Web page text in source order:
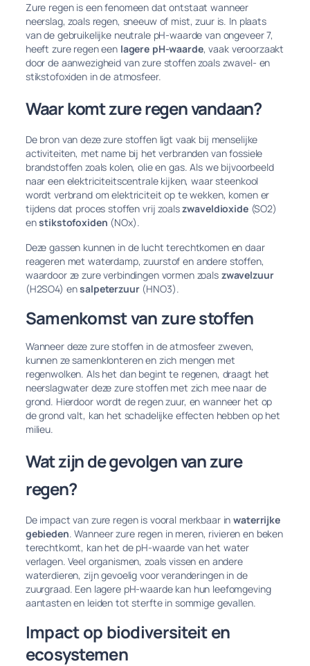
Zure regen is een fenomeen dat ontstaat wanneer
neerslag, zoals regen, sneeuw of mist, zuur is. In plaats
van de gebruikelijke neutrale pH-waarde van ongeveer 7,
heeft zure regen een lagere pH-waarde, vaak veroorzaakt
door de aanwezigheid van zure stoffen zoals zwavel- en
stikstofoxiden in de atmosfeer.
Waar komt zure regen vandaan?
De bron van deze zure stoffen ligt vaak bij menselijke
activiteiten, met name bij het verbranden van fossiele
brandstoffen zoals kolen, olie en gas. Als we bijvoorbeeld
naar een elektriciteitscentrale kijken, waar steenkool
wordt verbrand om elektriciteit op te wekken, komen er
tijdens dat proces stoffen vrij zoalszwaveldioxide(SO2)
enstikstofoxiden (NOx).
Deze gassen kunnen in de lucht terechtkomen en daar
reageren met waterdamp, zuurstof en andere stoffen,
waardoor ze zure verbindingen vormen zoals zwavelzuur
(H2SO4) ensalpeterzuur(HNO3).
Samenkomst van zure stoffen
Wanneer deze zure stoffen in de atmosfeer zweven,
kunnen ze samenklonteren en zich mengen met
regenwolken. Als het dan begint te regenen, draagt het
neerslagwater deze zure stoffen met zich mee naar de
grond. Hierdoor wordt de regen zuur, en wanneer het op
de grond valt, kan het schadelijke effecten hebben op het
milieu.
Wat zijn de gevolgen van zure
regen?
De impact van zure regen is vooral merkbaar inwaterrijke
gebieden. Wanneer zure regen in meren, rivieren en beken
terechtkomt, kan het de pH-waarde van het water
verlagen. Veel organismen, zoals vissen en andere
waterdieren, zijn gevoelig voor veranderingen in de
zuurgraad. Een lagere pH-waarde kan hun leefomgeving
aantasten en leiden tot sterfte in sommige gevallen.
Impact op biodiversiteit en
ecosystemen